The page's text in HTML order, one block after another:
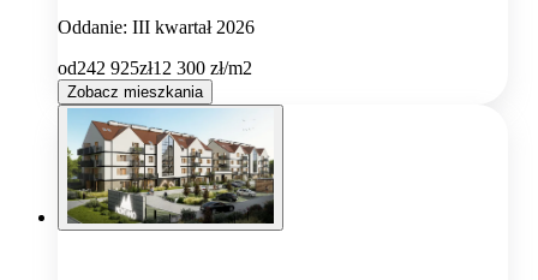
Oddanie: III kwartał 2026
od242 925zł12 300 zł/m2
Zobacz mieszkania